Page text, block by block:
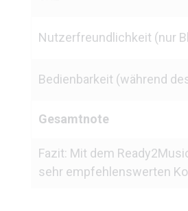
Nutzerfreundlichkeit (nur
Bedienbarkeit (während
Gesamtnote
Fazit: Mit dem
sehr empfehlenswerten